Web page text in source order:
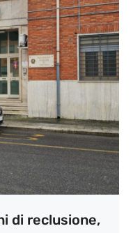
di reclusione,